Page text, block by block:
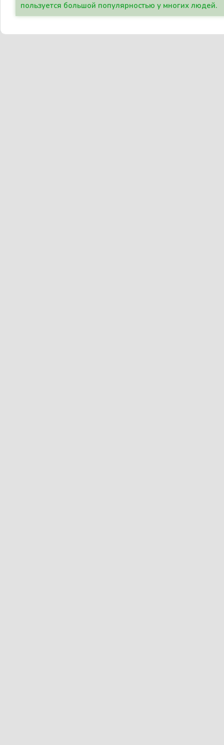
пользуется большой популярностью у многих людей.